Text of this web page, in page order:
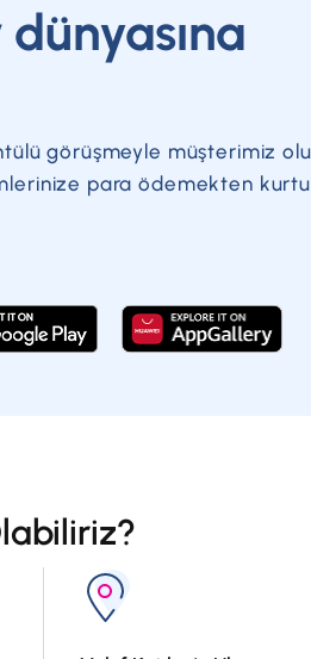
Kendi
Çek raporu
Başkasının
Çek raporu
Findeks
dünyasına
görüşmeyle müşterimiz
para ödemekten